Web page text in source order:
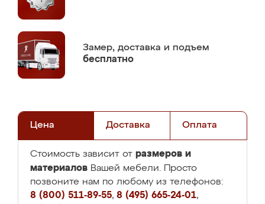
Замер, доставка и подъем
бесплатно
Цена Доставка Оплата
Стоимость зависит от размеров и
материалов Вашей мебели. Просто
позвоните нам по любому из телефонов:
8 (800) 511-89-55, 8 (495) 665-24-01,